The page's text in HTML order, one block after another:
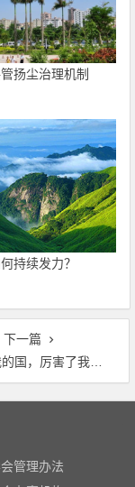
扬尘治理机制
持续发力？
下一篇
，厉害了我的环保
管理办法